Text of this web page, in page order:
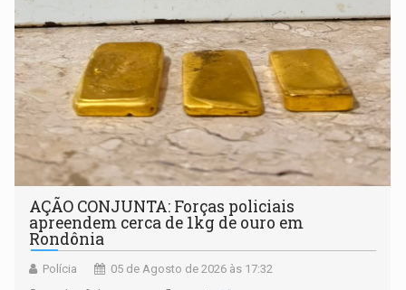
AÇÃO CONJUNTA: Forças policiais
apreendem cerca de 1kg de ouro em
Rondônia
Polícia 05 de Agosto de 2026 às 17:32